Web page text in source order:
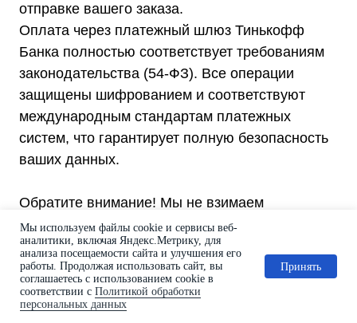
отправке вашего заказа.
Оплата через платежный шлюз Тинькофф
Банка полностью соответствует требованиям
законодательства (54-ФЗ). Все операции
защищены шифрованием и соответствуют
международным стандартам платежных
систем, что гарантирует полную безопасность
ваших данных.
Обратите внимание! Мы не взимаем
дополнительных комиссий за оплату через
Тинькофф Банк; вы оплачиваете только сумму,
указанную в вашей корзине. Изменение
стоимости возможно только в случае сложной
доставки в регионы РФ, и все детали
Мы используем файлы cookie и сервисы веб-
аналитики, включая Яндекс.Метрику, для
анализа посещаемости сайта и улучшения его
работы. Продолжая использовать сайт, вы
соглашаетесь с использованием cookie в
соответствии с Политикой обработки
персональных данных
Принять